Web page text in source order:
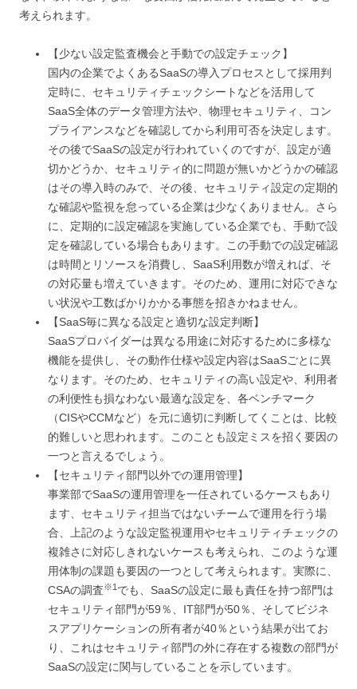
考えられます。
【少ない設定監査機会と手動での設定チェック】
国内の企業でよくあるSaaSの導入プロセスとして採用判
定時に、セキュリティチェックシートなどを活用して
SaaS全体のデータ管理方法や、物理セキュリティ、コン
プライアンスなどを確認してから利用可否を決定します。
その後でSaaSの設定が行われていくのですが、設定が適
切かどうか、セキュリティ的に問題が無いかどうかの確認
はその導入時のみで、その後、セキュリティ設定の定期的
な確認や監視を怠っている企業は少なくありません。さら
に、定期的に設定確認を実施している企業でも、手動で設
定を確認している場合もあります。この手動での設定確認
は時間とリソースを消費し、SaaS利用数が増えれば、そ
の対応量も増えていきます。そのため、運用に対応できな
い状況や工数ばかりかかる事態を招きかねません。
【SaaS毎に異なる設定と適切な設定判断】
SaaSプロバイダーは異なる用途に対応するために多様な
機能を提供し、その動作仕様や設定内容はSaaSごとに異
なります。そのため、セキュリティの高い設定や、利用者
の利便性も損なわない最適な設定を、各ベンチマーク
（CISやCCMなど）を元に適切に判断してくことは、比較
的難しいと思われます。このことも設定ミスを招く要因の
一つと言えるでしょう。
【セキュリティ部門以外での運用管理】
事業部でSaaSの運用管理を一任されているケースもあり
ます、セキュリティ担当ではないチームで運用を行う場
合、上記のような設定監視運用やセキュリティチェックの
複雑さに対応しきれないケースも考えられ、このような運
用体制の課題も要因の一つとして考えられます。実際に、
CSAの調査※1 でも、SaaSの設定に最も責任を持つ部門は
セキュリティ部門が59％、IT部門が50％、そしてビジネ
スアプリケーションの所有者が40％という結果が出てお
り、これはセキュリティ部門の外に存在する複数の部門が
SaaSの設定に関与していることを示しています。